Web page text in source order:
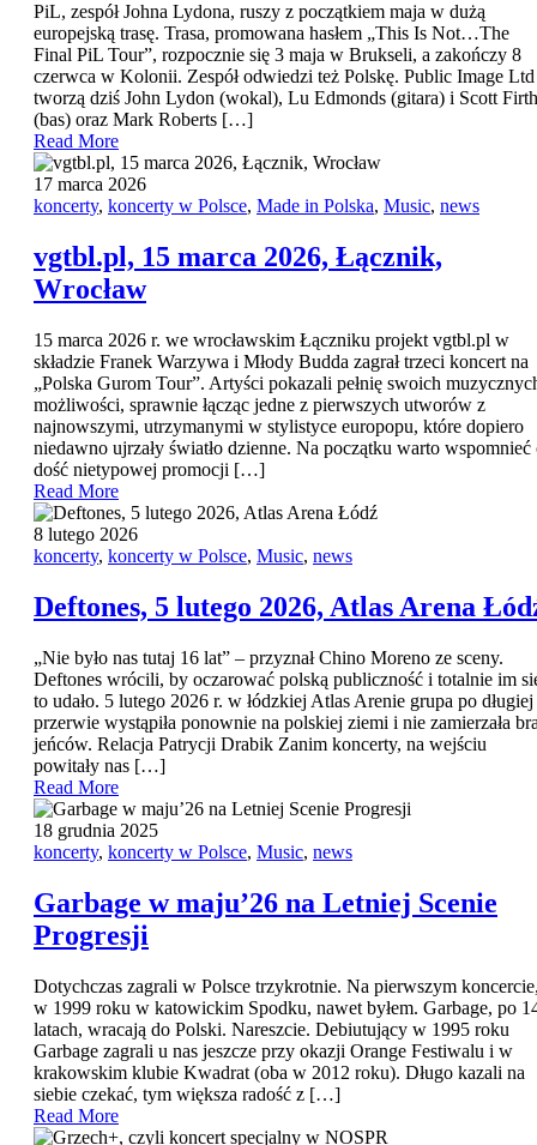
PiL, zespół Johna Lydona, ruszy z początkiem maja w dużą
europejską trasę. Trasa, promowana hasłem „This Is Not…The
Final PiL Tour”, rozpocznie się 3 maja w Brukseli, a zakończy 8
czerwca w Kolonii. Zespół odwiedzi też Polskę. Public Image Ltd
tworzą dziś John Lydon (wokal), Lu Edmonds (gitara) i Scott Firth
(bas) oraz Mark Roberts […]
Read More
17 marca 2026
koncerty, koncerty w Polsce, Made in Polska, Music, news
vgtbl.pl, 15 marca 2026, Łącznik,
Wrocław
15 marca 2026 r. we wrocławskim Łączniku projekt vgtbl.pl w
składzie Franek Warzywa i Młody Budda zagrał trzeci koncert na
„Polska Gurom Tour”. Artyści pokazali pełnię swoich
możliwości, sprawnie łącząc jedne z pierwszych utworów z
najnowszymi, utrzymanymi w stylistyce europopu, które dopiero
niedawno ujrzały światło dzienne. Na początku warto wspomnieć
dość nietypowej promocji […]
Read More
8 lutego 2026
koncerty, koncerty w Polsce, Music, news
Deftones, 5 lutego 2026, Atlas Arena
„Nie było nas tutaj 16 lat” – przyznał Chino Moreno ze sceny.
Deftones wrócili, by oczarować polską publiczność i totalnie im
to udało. 5 lutego 2026 r. w łódzkiej Atlas Arenie grupa po długiej
przerwie wystąpiła ponownie na polskiej ziemi i nie zamierzała
jeńców. Relacja Patrycji Drabik Zanim koncerty, na wejściu
powitały nas […]
Read More
18 grudnia 2025
koncerty, koncerty w Polsce, Music, news
Garbage w maju’26 na Letniej Scenie
Progresji
Dotychczas zagrali w Polsce trzykrotnie. Na pierwszym
w 1999 roku w katowickim Spodku, nawet byłem. Garbage, po
latach, wracają do Polski. Nareszcie. Debiutujący w 1995 roku
Garbage zagrali u nas jeszcze przy okazji Orange Festiwalu i w
krakowskim klubie Kwadrat (oba w 2012 roku). Długo kazali na
siebie czekać, tym większa radość z […]
Read More